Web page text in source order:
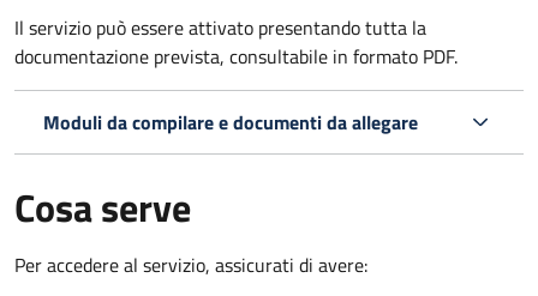
Il servizio può essere attivato presentando tutta la
documentazione prevista, consultabile in formato PDF.
Moduli da compilare e documenti da allegare
Cosa serve
Per accedere al servizio, assicurati di avere: